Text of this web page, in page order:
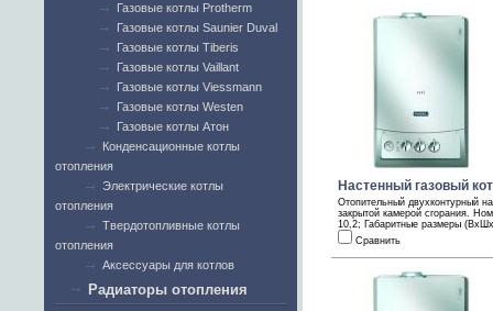
Газовые котлы Protherm
Газовые котлы Saunier Duval
Газовые котлы Tiberis
Газовые котлы Vaillant
Газовые котлы Viessmann
Газовые котлы Westen
Газовые котлы Атон
Конденсационные котлы
отопления
Электрические котлы
отопления
Твердотопливные котлы
отопления
Аксессуары для котлов
Радиаторы отопления
Настенный газовый
Отопительный двухконтурный
закрытой камерой сгорания.
10,2; Габаритные размеры
Сравнить